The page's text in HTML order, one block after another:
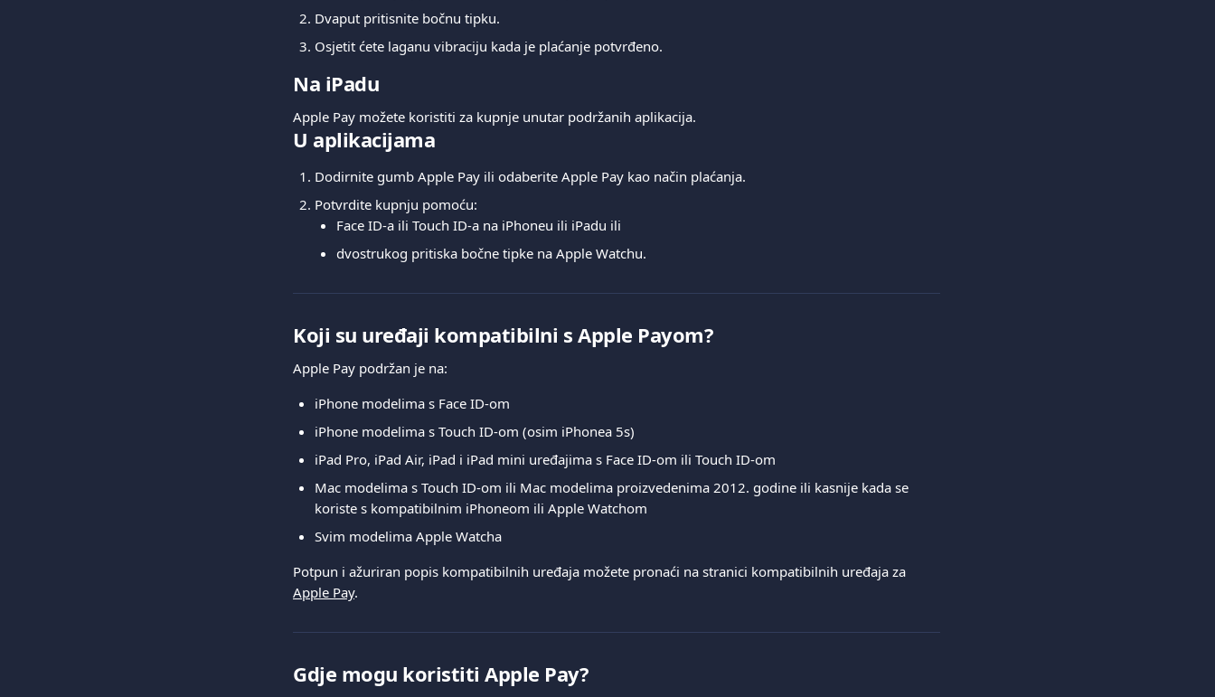
Dvaput pritisnite bočnu tipku.
Osjetit ćete laganu vibraciju kada je plaćanje potvrđeno.
Na iPadu
Apple Pay možete koristiti za kupnje unutar podržanih aplikacija.
U aplikacijama
Dodirnite gumb Apple Pay ili odaberite Apple Pay kao način plaćanja.
Potvrdite kupnju pomoću:
Face ID-a ili Touch ID-a na iPhoneu ili iPadu ili
dvostrukog pritiska bočne tipke na Apple Watchu.
Koji su uređaji kompatibilni s Apple Payom?
Apple Pay podržan je na:
iPhone modelima s Face ID-om
iPhone modelima s Touch ID-om (osim iPhonea 5s)
iPad Pro, iPad Air, iPad i iPad mini uređajima s Face ID-om ili Touch ID-om
Mac modelima s Touch ID-om ili Mac modelima proizvedenima 2012. godine ili kasnije kada se
koriste s kompatibilnim iPhoneom ili Apple Watchom
Svim modelima Apple Watcha
Potpun i ažuriran popis kompatibilnih uređaja možete pronaći na stranici kompatibilnih uređaja za
Apple Pay.
Gdje mogu koristiti Apple Pay?